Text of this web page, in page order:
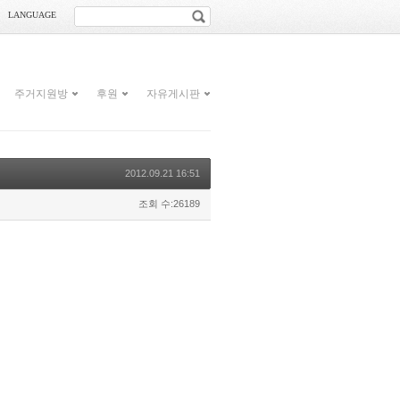
LANGUAGE
주거지원방 후원 자유게시판
2012.09.21 16:51
조회 수:26189